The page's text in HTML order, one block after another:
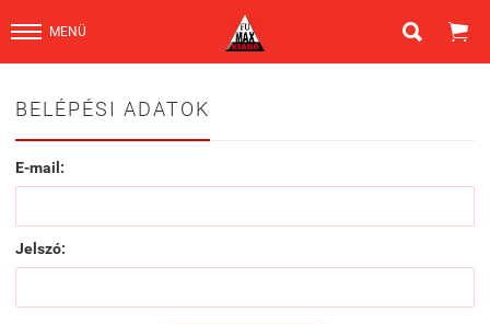
MENÜ  
BELÉPÉSI ADATOK
E-mail:
Jelszó: